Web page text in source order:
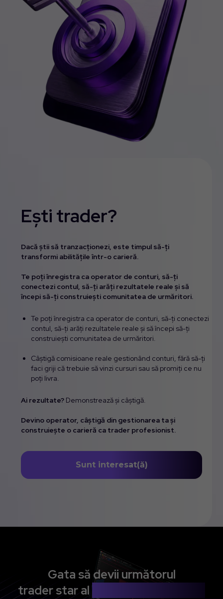
Ești trader?
Dacă știi să tranzacționezi, este timpul să-ți
transformi abilitățile într-o carieră.
Te poți înregistra ca operator de conturi, să-ți
conectezi contul, să-ți arăți rezultatele reale și să
începi să-ți construiești comunitatea de urmăritori.
Te poți înregistra ca operator de conturi, să-ți conectezi
contul, să-ți arăți rezultatele reale și să începi să-ți
construiești comunitatea de urmăritori.
Câștigă comisioane reale gestionând conturi, fără să-ți
faci griji că trebuie să vinzi cursuri sau să promiți ce nu
poți livra.
Ai rezultate? Demonstrează și câștigă.
Devino operator, câștigă din gestionarea ta și
construiește o carieră ca trader profesionist.
Sunt interesat(ă)
Gata să devii următorul
trader star al